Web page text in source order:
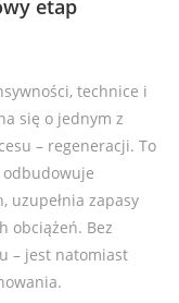
etap
technice i
się o jednym z
– regeneracji. To
odbudowuje
uzupełnia zapasy
obciążeń. Bez
– jest natomiast